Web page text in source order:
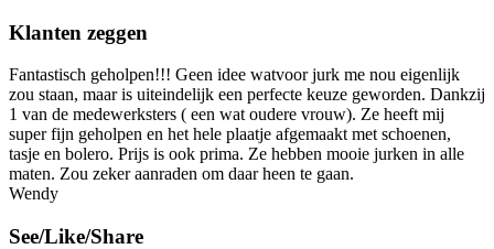
Klanten zeggen
Fantastisch geholpen!!! Geen idee watvoor jurk me nou eigenlijk
zou staan, maar is uiteindelijk een perfecte keuze geworden. Dankzij
1 van de medewerksters ( een wat oudere vrouw). Ze heeft mij
super fijn geholpen en het hele plaatje afgemaakt met schoenen,
tasje en bolero. Prijs is ook prima. Ze hebben mooie jurken in alle
maten. Zou zeker aanraden om daar heen te gaan.
Wendy
See/Like/Share